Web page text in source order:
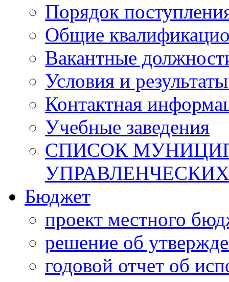
Порядок
Общие
Вакантные
Условия и
Контактная
Учебные заведения
СПИСОК
Бюджет
проект местного
решение об
годовой отчет об